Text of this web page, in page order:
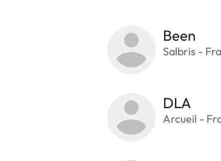
Been
Salbris -
DLA
Arcueil -